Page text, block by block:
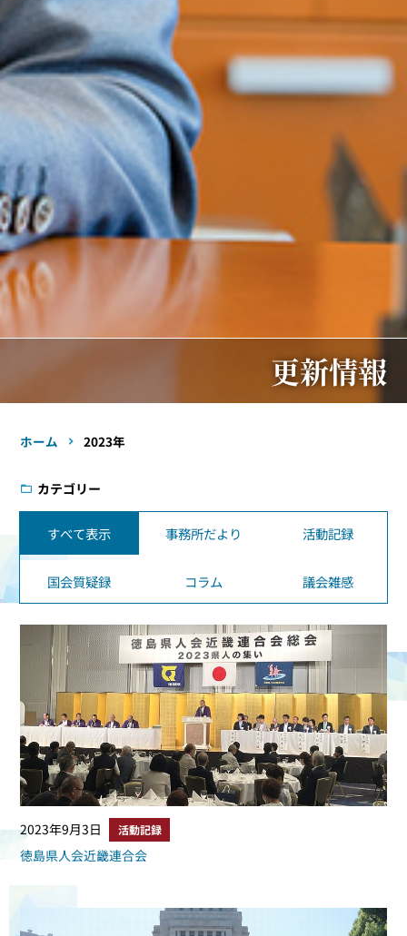
更新情報
ホーム 2023年
カテゴリー
すべて表示 事務所だより 活動記録
国会質疑録 コラム 議会雑感
2023年9月3日 活動記録
徳島県人会近畿連合会